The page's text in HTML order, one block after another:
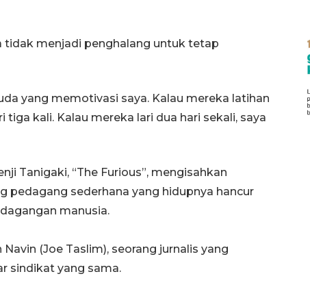
tidak menjadi penghalang untuk tetap
yang memotivasi saya. Kalau mereka latihan
kali. Kalau mereka lari dua hari sekali, saya
Tanigaki, “The Furious”, mengisahkan
pedagang sederhana yang hidupnya hancur
manusia.
(Joe Taslim), seorang jurnalis yang
sindikat yang sama.